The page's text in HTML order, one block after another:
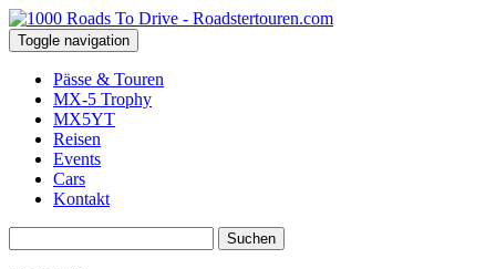
Toggle navigation
Pässe & Touren
MX-5 Trophy
MX5YT
Reisen
Events
Cars
Kontakt
nach: